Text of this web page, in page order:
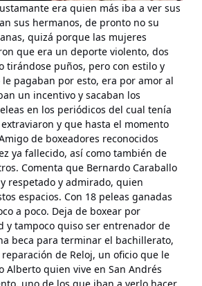
era quien más iba a ver sus
sus hermanos, de pronto no su
quizá porque las mujeres
que era un deporte violento, dos
tirándose puños, pero con estilo y
pagaban por esto, era por amor al
un incentivo y sacaban los
en los periódicos del cual tenía
y que hasta el momento
de boxeadores reconocidos
ya fallecido, así como también de
Comenta que Bernardo Caraballo
respetado y admirado, quien
espacios. Con 18 peleas ganadas
a poco. Deja de boxear por
y tampoco quiso ser entrenador de
beca para terminar el bachillerato,
de Reloj, un oficio que le
Alberto quien vive en San Andrés
uno de los que iban a verlo hacer